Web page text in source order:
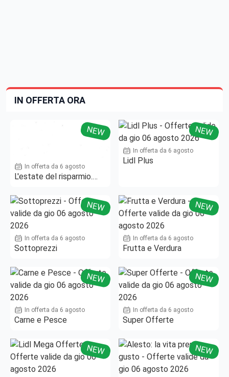
IN OFFERTA ORA
NEW
In offerta da 6 agosto
L'estate del risparmio.
NEW
In offerta da 6 agosto
Lidl Plus
NEW
In offerta da 6 agosto
Sottoprezzi
NEW
In offerta da 6 agosto
Frutta e Verdura
NEW
In offerta da 6 agosto
Carne e Pesce
NEW
In offerta da 6 agosto
Super Offerte
NEW NEW